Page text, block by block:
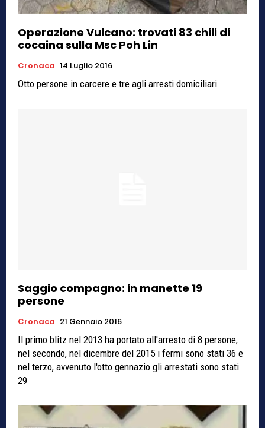
Operazione Vulcano: trovati 83 chili di
cocaina sulla Msc Poh Lin
Cronaca 14 Luglio 2016
Otto persone in carcere e tre agli arresti domiciliari
Saggio compagno: in manette 19
persone
Cronaca 21 Gennaio 2016
Il primo blitz nel 2013 ha portato all'arresto di 8 persone,
nel secondo, nel dicembre del 2015 i fermi sono stati 36 e
nel terzo, avvenuto l'otto gennazio gli arrestati sono stati
29